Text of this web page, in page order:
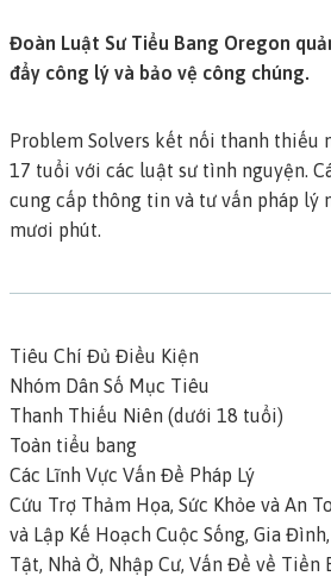
Đoàn Luật Sư Tiểu Bang Oregon
đẩy công lý và bảo vệ công chúng.
Problem Solvers kết nối thanh thiếu
17 tuổi với các luật sư tình nguyện.
cung cấp thông tin và tư vấn pháp lý
mươi phút.
Tiêu Chí Đủ Điều Kiện
Nhóm Dân Số Mục Tiêu
Thanh Thiếu Niên (dưới 18 tuổi)
Toàn tiểu bang
Các Lĩnh Vực Vấn Đề Pháp Lý
Cứu Trợ Thảm Họa, Sức Khỏe và An
và Lập Kế Hoạch Cuộc Sống, Gia
Tật, Nhà Ở, Nhập Cư, Vấn Đề về Tiền